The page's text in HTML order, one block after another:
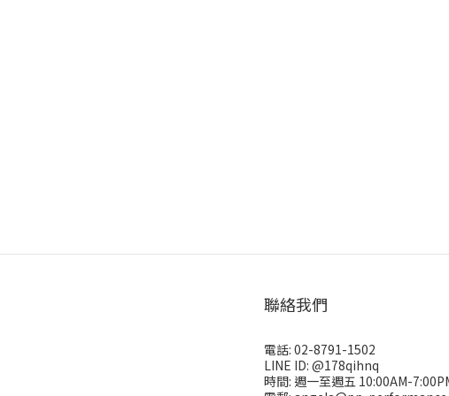
聯絡我們
電話: 02-8791-1502
LINE ID: @178qihnq
時間: 週一至週五 10:00AM-